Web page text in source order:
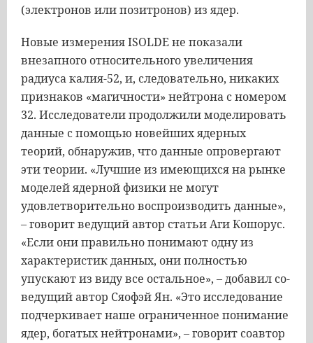
(электронов или позитронов) из ядер.
Новые измерения ISOLDE не показали
внезапного относительного увеличения
радиуса калия-52, и, следовательно, никаких
признаков «магичности» нейтрона с номером
32. Исследователи продолжили моделировать
данные с помощью новейших ядерных
теорий, обнаружив, что данные опровергают
эти теории. «Лучшие из имеющихся на рынке
моделей ядерной физики не могут
удовлетворительно воспроизводить данные»,
– говорит ведущий автор статьи Аги Кошорус.
«Если они правильно понимают одну из
характеристик данных, они полностью
упускают из виду все остальное», – добавил со-
ведущий автор Сяофэй Ян. «Это исследование
подчеркивает наше ограниченное понимание
ядер, богатых нейтронами», – говорит соавтор